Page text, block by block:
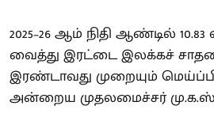
2025–26 ஆம் நிதி ஆண்டில்
வைத்து இரட்டை இலக்கச்
இரண்டாவது முறையும்
அன்றைய முதலமைச்சர்